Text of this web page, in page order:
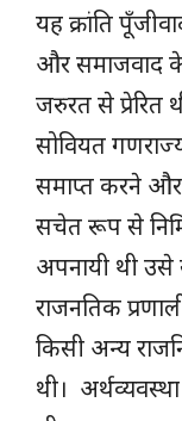
यह क्रांति
और समाजवाद
जरुरत से प्रेरित
सोवियत
समाप्त करने और
सचेत रूप से
अपनायी थी उसे
राजनतिक
किसी अन्य
थी।